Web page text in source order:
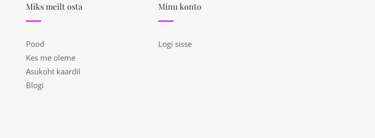
Miks meilt osta
Pood
Kes me oleme
Asukoht kaardil
Blogi
Minu konto
Logi sisse